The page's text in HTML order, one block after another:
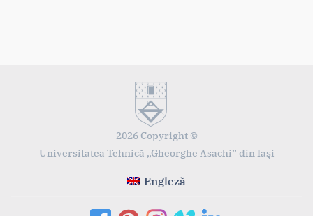
2026 Copyright ©
Universitatea Tehnică „Gheorghe Asachi” din Iaşi
Engleză